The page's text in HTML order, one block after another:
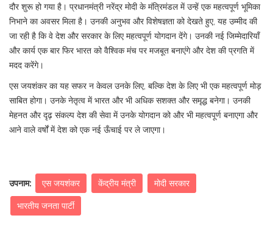
दौर शुरू हो गया है। प्रधानमंत्री नरेंद्र मोदी के मंत्रिमंडल में उन्हें एक महत्वपूर्ण भूमिका
निभाने का अवसर मिला है। उनकी अनुभव और विशेषज्ञता को देखते हुए, यह उम्मीद की
जा रही है कि वे देश और सरकार के लिए महत्वपूर्ण योगदान देंगे। उनकी नई जिम्मेदारियाँ
और कार्य एक बार फिर भारत को वैश्विक मंच पर मजबूत बनाएंगे और देश की प्रगति में
मदद करेंगे।
एस जयशंकर का यह सफर न केवल उनके लिए, बल्कि देश के लिए भी एक महत्वपूर्ण मोड़
साबित होगा। उनके नेतृत्व में भारत और भी अधिक सशक्त और समृद्ध बनेगा। उनकी
मेहनत और दृढ़ संकल्प देश की सेवा में उनके योगदान को और भी महत्वपूर्ण बनाएगा और
आने वाले वर्षों में देश को एक नई ऊँचाई पर ले जाएगा।
उपनाम: एस जयशंकर केंद्रीय मंत्री मोदी सरकार
भारतीय जनता पार्टी